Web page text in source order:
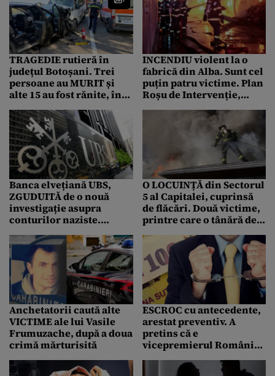
TRAGEDIE rutieră în
județul Botoșani. Trei
persoane au MURIT și
alte 15 au fost rănite, în
un microbuz și un
autoturism
INCENDIU violent la o
fabrică din Alba. Sunt cel
puțin patru victime. Plan
Roșu de Intervenție,
Banca elvețiană UBS,
ZGUDUITĂ de o nouă
investigație asupra
conturilor naziste.
luate la puricat /
Despăgubirile sunt
uriașe!
O LOCUINȚĂ din Sectorul
5 al Capitalei, cuprinsă
de flăcări. Două victime,
printre care o tânără de
spital cu arsuri
Anchetatorii caută alte
VICTIME ale lui Vasile
Frumuzache, după a doua
crimă mărturisită
ESCROC cu antecedente,
arestat preventiv. A
pretins că e
vicepremierul României
pentru o „urgență” de